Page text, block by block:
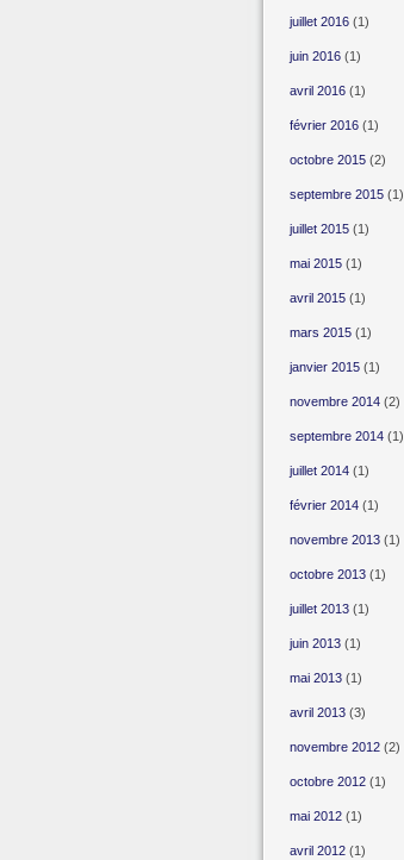
juillet 2016(1)
juin 2016(1)
avril 2016(1)
février 2016(1)
octobre 2015(2)
septembre 2015(1)
juillet 2015(1)
mai 2015(1)
avril 2015(1)
mars 2015(1)
janvier 2015(1)
novembre 2014(2)
septembre 2014(1)
juillet 2014(1)
février 2014(1)
novembre 2013(1)
octobre 2013(1)
juillet 2013(1)
juin 2013(1)
mai 2013(1)
avril 2013(3)
novembre 2012(2)
octobre 2012(1)
mai 2012(1)
avril 2012(1)